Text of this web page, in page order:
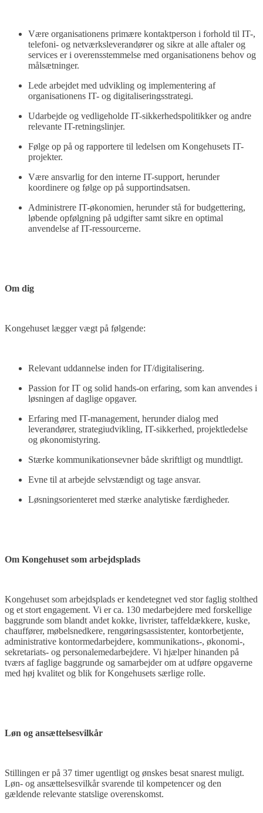
Være organisationens primære kontaktperson i forhold til IT-,
telefoni- og netværksleverandører og sikre at alle aftaler og
services er i overensstemmelse med organisationens behov og
målsætninger.
Lede arbejdet med udvikling og implementering af
organisationens IT- og digitaliseringsstrategi.
Udarbejde og vedligeholde IT-sikkerhedspolitikker og andre
relevante IT-retningslinjer.
Følge op på og rapportere til ledelsen om Kongehusets IT-
projekter.
Være ansvarlig for den interne IT-support, herunder
koordinere og følge op på supportindsatsen.
Administrere IT-økonomien, herunder stå for budgettering,
løbende opfølgning på udgifter samt sikre en optimal
anvendelse af IT-ressourcerne.
Om dig
Kongehuset lægger vægt på følgende:
Relevant uddannelse inden for IT/digitalisering.
Passion for IT og solid hands-on erfaring, som kan anvendes i
løsningen af daglige opgaver.
Erfaring med IT-management, herunder dialog med
leverandører, strategiudvikling, IT-sikkerhed, projektledelse
og økonomistyring.
Stærke kommunikationsevner både skriftligt og mundtligt.
Evne til at arbejde selvstændigt og tage ansvar.
Løsningsorienteret med stærke analytiske færdigheder.
Om Kongehuset som arbejdsplads
Kongehuset som arbejdsplads er kendetegnet ved stor faglig stolthed
og et stort engagement. Vi er ca. 130 medarbejdere med forskellige
baggrunde som blandt andet kokke, livrister, taffeldækkere, kuske,
chauffører, møbelsnedkere, rengøringsassistenter, kontorbetjente,
administrative kontormedarbejdere, kommunikations-, økonomi-,
sekretariats- og personalemedarbejdere. Vi hjælper hinanden på
tværs af faglige baggrunde og samarbejder om at udføre opgaverne
med høj kvalitet og blik for Kongehusets særlige rolle.
Løn og ansættelsesvilkår
Stillingen er på 37 timer ugentligt og ønskes besat snarest muligt.
Løn- og ansættelsesvilkår svarende til kompetencer og den
gældende relevante statslige overenskomst.